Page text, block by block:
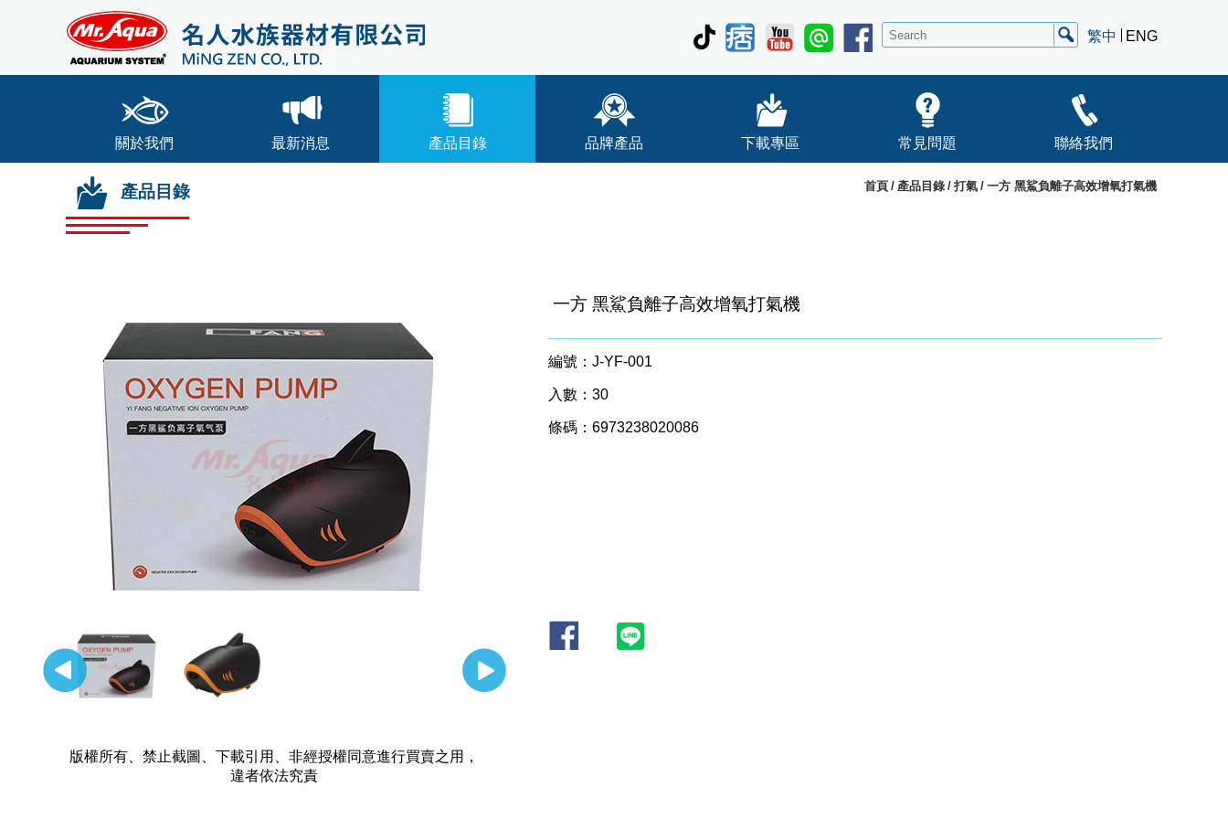
繁中 ENG
關於我們 最新消息 產品目錄 品牌產品 下載專區 常見問題 聯絡我們
產品目錄 首頁 產品目錄 打氣 一方 黑鯊負離子高效增氧打氣機
版權所有、禁止截圖、下載引用、非經授權同意進行買賣之用，
違者依法究責
一方 黑鯊負離子高效增氧打氣機
編號：J-YF-001
入數：30
條碼：6973238020086